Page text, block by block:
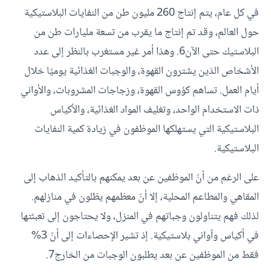
في كل عام، يتم إنتاج 260 مليون طن من النفايات البلاستيكية
حول العالم، وقد تم إنتاج ما يقرب من تسعة مليارات طن من
البلاستيك حتى الآن6. وهذا أمر غير مستغرب بالنظر إلى عدد
الأشخاص الذين يشترون القهوة، والوجبات الغذائية يوميًا خلال
أيام العمل. تساهم كؤوس القهوة، وزجاجات المشروبات، والأواني
ذات الاستخدام الواحد، وتغليف المواد الغذائية، والأكياس
البلاستيكية التي يستهلكها الموظفون في زيادة كمية النفايات
البلاستيكية.
على الرغم من أنّ الموظفين عن بعد يمكنهم بالتأكيد الذهاب إلى
المقاهي والمطاعم المحلية، إلا أنّ معظمهم يظلون في منازلهم.
لذلك فهم يتناولون وجباتهم في المنزل، ولا يحتاجون إلى تعبئتها
في أكياس وآواني بلاستيكية. إذ تشير الإحصاءات إلى أنّ 3%
فقط من الموظفين عن بعد يطلبون الوجبات من الخارج7.